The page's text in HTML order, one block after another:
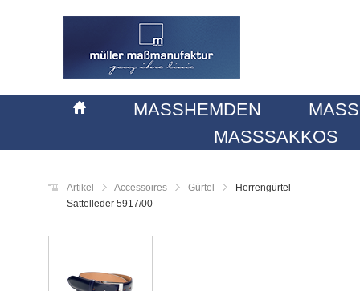
MASSHEMDEN
MASSSAKKOS
Artikel Accessoires Gürtel
Herrengürtel
Sattelleder 5917/00